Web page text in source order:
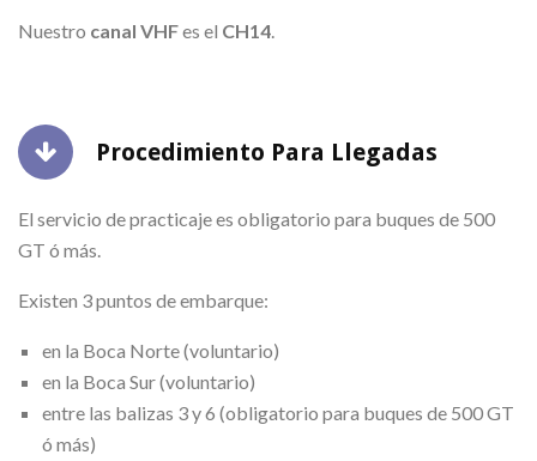
Nuestro canal VHFes el CH14
Procedimiento Para Llegadas
El servicio de practicaje es obligatorio para buques de 500
GT ó más.
Existen 3 puntos de embarque:
en la Boca Norte (voluntario)
en la Boca Sur (voluntario)
entre las balizas 3 y 6 (obligatorio para buques de 500 GT
ó más)